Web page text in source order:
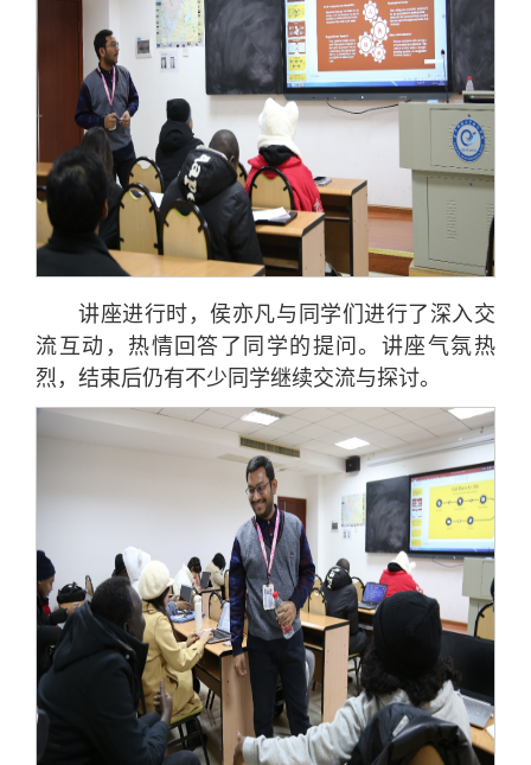
讲座进行时，侯亦凡与同学们进行了深入交
流互动，热情回答了同学的提问。讲座气氛热
烈，结束后仍有不少同学继续交流与探讨。